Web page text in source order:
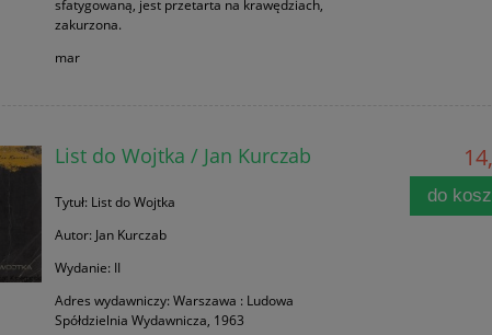
sfatygowaną, jest przetarta na krawędziach,
zakurzona.
mar
List do Wojtka / Jan Kurczab
Tytuł: List do Wojtka
Autor: Jan Kurczab
Wydanie: II
Adres wydawniczy: Warszawa : Ludowa
Spółdzielnia Wydawnicza, 1963
do